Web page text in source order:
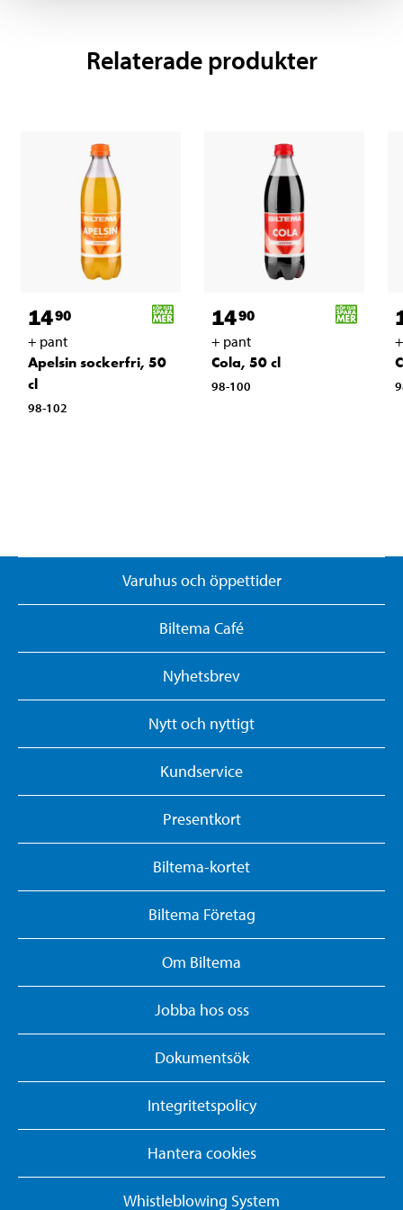
Relaterade produkter
1490
+ pant
Apelsin sockerfri, 50
cl
98-102
1490
+ pant
Cola, 50 cl
98-100
Varuhus och öppettider
Biltema Café
Nyhetsbrev
Nytt och nyttigt
Kundservice
Presentkort
Biltema-kortet
Biltema Företag
Om Biltema
Jobba hos oss
Dokumentsök
Integritetspolicy
Hantera cookies
Whistleblowing System